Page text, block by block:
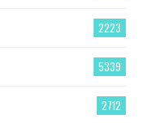
2223
5339
2712